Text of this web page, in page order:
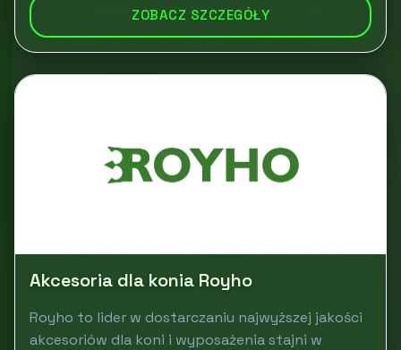
ZOBACZ SZCZEGÓŁY
Akcesoria dla konia Royho
Royho to lider w dostarczaniu najwyższej jakości
akcesoriów dla koni i wyposażenia stajni w